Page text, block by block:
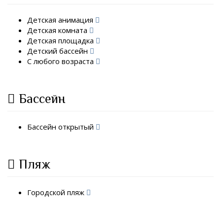
Детская анимация
Детская комната
Детская площадка
Детский бассейн
С любого возраста
Бассейн
Бассейн открытый
Пляж
Городской пляж